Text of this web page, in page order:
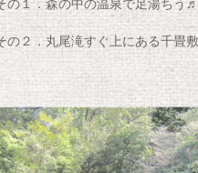
の１．森の中の温泉で足湯ちう
の２．丸尾滝すぐ上にある千畳